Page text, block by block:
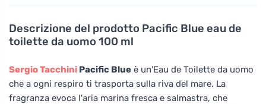
Descrizione del prodotto Pacific Blue eau de
toilette da uomo 100 ml
Sergio Tacchini Pacific Blue è un'Eau de Toilette da uomo
che a ogni respiro ti trasporta sulla riva del mare. La
fragranza evoca l'aria marina fresca e salmastra, che